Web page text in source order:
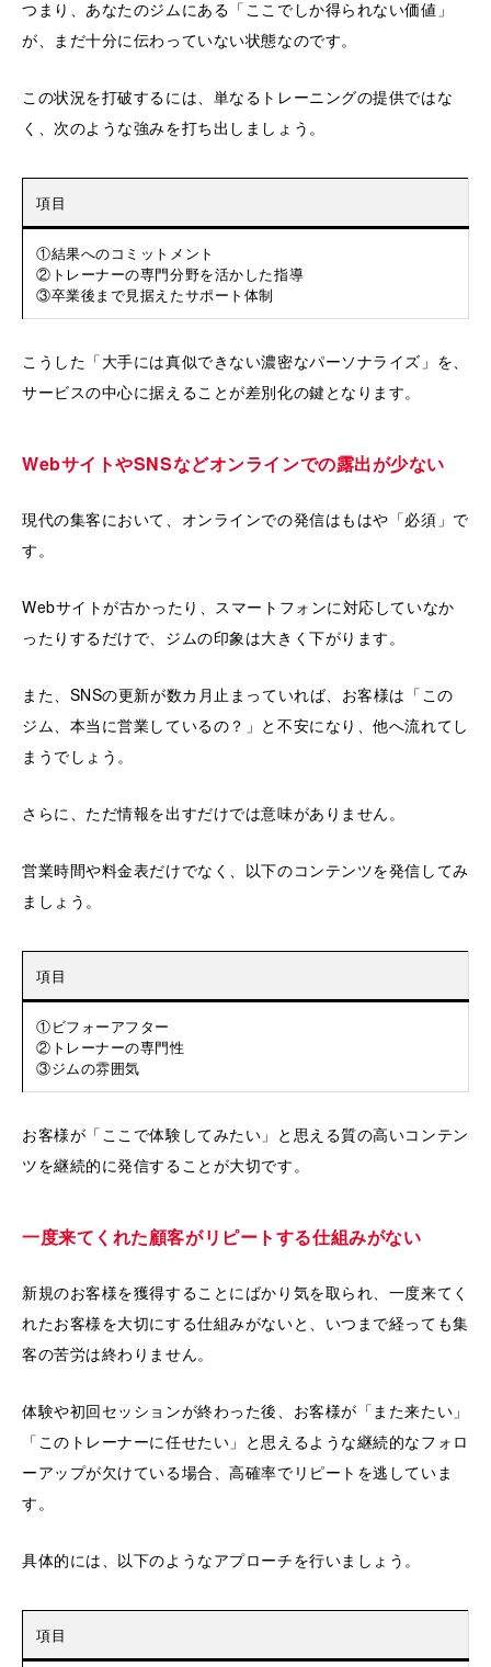
つまり、あなたのジムにある「ここでしか得られない価値」
が、まだ十分に伝わっていない状態なのです。
この状況を打破するには、単なるトレーニングの提供ではな
く、次のような強みを打ち出しましょう。
項目
①結果へのコミットメント
②トレーナーの専門分野を活かした指導
③卒業後まで見据えたサポート体制
こうした「大手には真似できない濃密なパーソナライズ」を、
サービスの中心に据えることが差別化の鍵となります。
WebサイトやSNSなどオンラインでの露出が少ない
現代の集客において、オンラインでの発信はもはや「必須」で
す。
Webサイトが古かったり、スマートフォンに対応していなか
ったりするだけで、ジムの印象は大きく下がります。
また、SNSの更新が数カ月止まっていれば、お客様は「この
ジム、本当に営業しているの？」と不安になり、他へ流れてし
まうでしょう。
さらに、ただ情報を出すだけでは意味がありません。
営業時間や料金表だけでなく、以下のコンテンツを発信してみ
ましょう。
項目
①ビフォーアフター
②トレーナーの専門性
③ジムの雰囲気
お客様が「ここで体験してみたい」と思える質の高いコンテン
ツを継続的に発信することが大切です。
一度来てくれた顧客がリピートする仕組みがない
新規のお客様を獲得することにばかり気を取られ、一度来てく
れたお客様を大切にする仕組みがないと、いつまで経っても集
客の苦労は終わりません。
体験や初回セッションが終わった後、お客様が「また来たい」
「このトレーナーに任せたい」と思えるような継続的なフォロ
ーアップが欠けている場合、高確率でリピートを逃していま
す。
具体的には、以下のようなアプローチを行いましょう。
項目